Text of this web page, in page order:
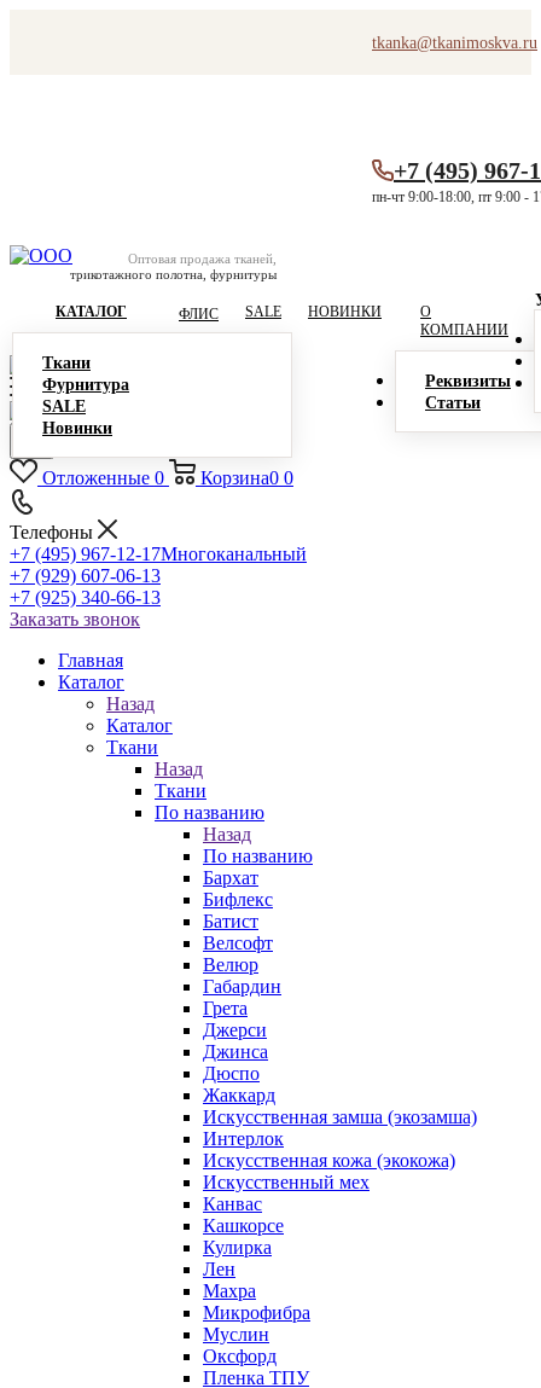
tkanka@tkanimoskva.ru
Оптовая продажа тканей,
трикотажного полотна, фурнитуры
+7 (495) 967-
пн-чт 9:00-18:00, пт 9:00 -
КАТАЛОГ
Ткани
Фурнитура
SALE
Новинки
ФЛИС SALE НОВИНКИ
О
КОМПАНИИ
Реквизиты
Статьи
Отложенные 0 Корзина0 0
Телефоны
+7 (495) 967-12-17Многоканальный
+7 (929) 607-06-13
+7 (925) 340-66-13
Заказать звонок
Главная
Каталог
Назад
Каталог
Ткани
Назад
Ткани
По названию
Назад
По названию
Бархат
Бифлекс
Батист
Велсофт
Велюр
Габардин
Грета
Джерси
Джинса
Дюспо
Жаккард
Искусственная замша (экозамша)
Интерлок
Искусственная кожа (экокожа)
Искусственный мех
Канвас
Кашкорсе
Кулирка
Лен
Махра
Микрофибра
Муслин
Оксфорд
Пленка ТПУ